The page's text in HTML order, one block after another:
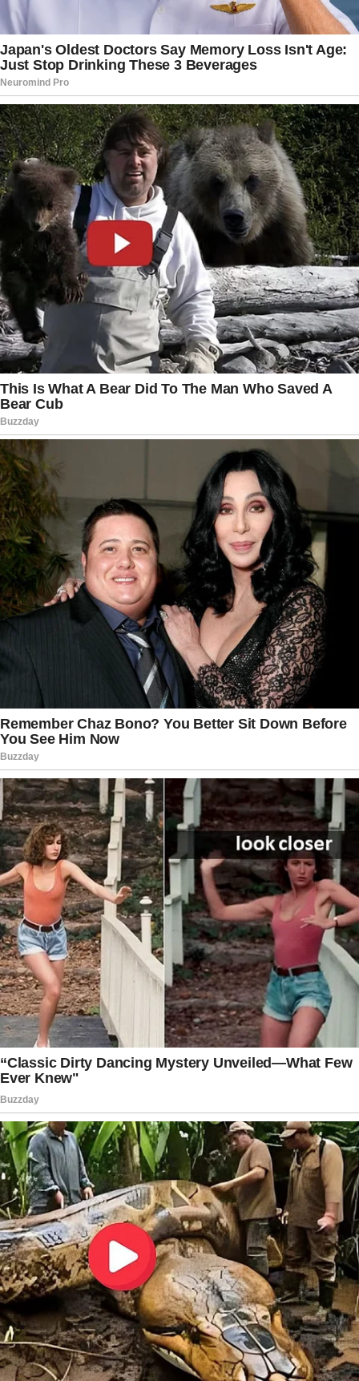
equipamentos do estabelecimento ou outras
circunstâncias que possam ter contribuído para a
rápida propagação do fogo.
O episódio também levantou questionamentos
sobre a fiscalização de restaurantes, centros
comerciais e edifícios de grande circulação de
pessoas. Especialistas em segurança destacam
que a existência de saídas de emergência
adequadas, sistemas de combate a incêndio e
treinamentos periódicos pode ser determinante
para reduzir o número de vítimas em situações
semelhantes. Casos anteriores registrados no
país já haviam chamado a atenção para a
necessidade de reforçar medidas preventivas.
Enquanto as investigações prosseguem, a
tragédia deixa um rastro de dor entre familiares e
amigos das vítimas. Mensagens de solidariedade
começaram a ser compartilhadas por
autoridades e membros da comunidade local,
que acompanham com preocupação o
desenrolar do caso. O incêndio passa a figurar
entre os acidentes mais graves registrados
recentemente na região, reforçando a
importância de investimentos contínuos em
segurança e prevenção para evitar que desastres
como este se repitam.